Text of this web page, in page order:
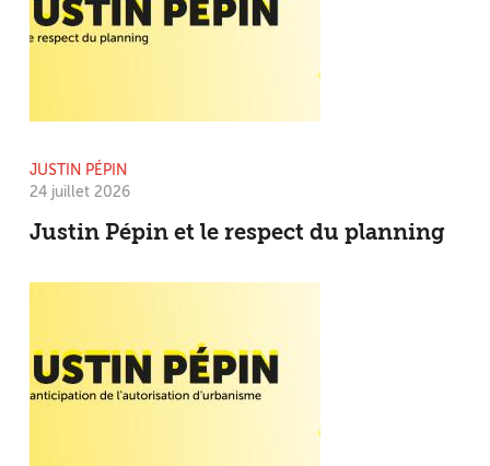
JUSTIN PÉPIN
24 juillet 2026
Justin Pépin et le respect du planning